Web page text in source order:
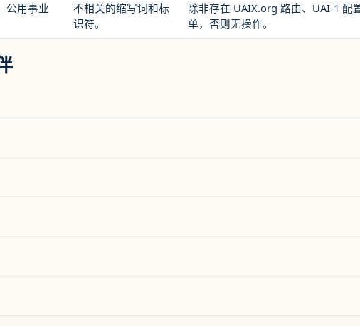
公用事业
不相关的缩写词和标
识符。
除非存在 UAIX.org 路由、UAI-1 配
单，否则无操作。